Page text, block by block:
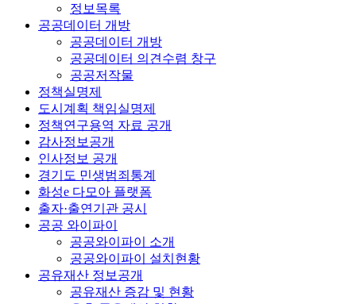
정보목록
공공데이터 개방
공공데이터 개방
공공데이터 의견수렴 창구
공공저작물
정책실명제
도시계획 책임실명제
정책연구용역 자료 공개
감사정보공개
인사정보 공개
경기도 민생범죄통계
화성e 다모아 플랫폼
출자·출연기관 공시
공공 와이파이
공공와이파이 소개
공공와이파이 설치현황
공유재산 정보공개
공유재산 증감 및 현황